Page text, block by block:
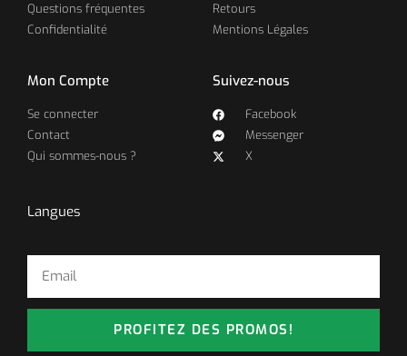
Questions fréquentes
Confidentialité
Retours
Mentions Légales
Mon Compte
Se connecter
Contact
Qui sommes-nous ?
Suivez-nous
Facebook
Messenger
X
Langues
PROFITEZ DES PROMOS!